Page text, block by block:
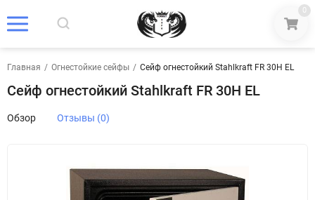
0
Главная / Огнестойкие сейфы / Сейф огнестойкий Stahlkraft FR 30H EL
Сейф огнестойкий Stahlkraft FR 30H EL
Обзор Отзывы (0)